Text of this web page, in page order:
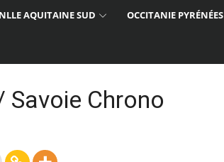
NLLE AQUITAINE SUD OCCITANIE PYRÉNÉES
Savoie Chrono